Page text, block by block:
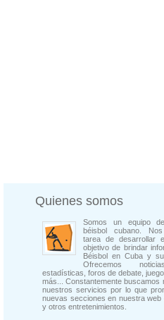
Quienes somos
Somos un equipo
béisbol cubano.
tarea de desarrollar
objetivo de brindar
Béisbol en Cuba y su
Ofrecemos
estadísticas, foros de debate,
más... Constantemente buscamos
nuestros servicios por lo que
nuevas secciones en nuestra web
y otros entretenimientos.